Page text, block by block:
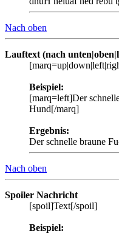
Nach oben
Lauftext (nach
Beispiel:
[marq=left]Der
Hund[/marq]
Ergebnis:
Der schnelle braune
Nach oben
Spoiler Nachricht
[spoil]Text[/spoil]
Beispiel: